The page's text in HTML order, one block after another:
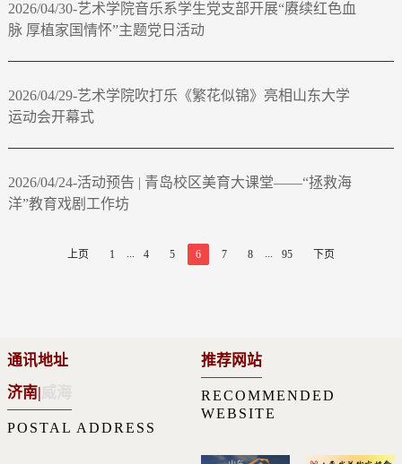
2026/04/30-艺术学院音乐系学生党支部开展“赓续红色血
脉 厚植家国情怀”主题党日活动
2026/04/29-艺术学院吹打乐《繁花似锦》亮相山东大学
运动会开幕式
2026/04/24-活动预告 | 青岛校区美育大课堂——“拯救海
洋”教育戏剧工作坊
上页 1 4 5 6 7 8 95 下页
通讯地址
济南|
POSTAL ADDRESS
推荐网站
RECOMMENDED
WEBSITE